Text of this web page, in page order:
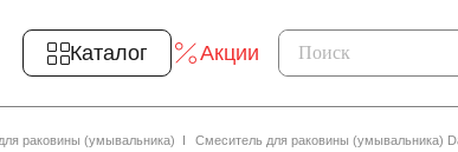
Каталог Акции
раковины (умывальника) Смеситель для раковины (умывальника)